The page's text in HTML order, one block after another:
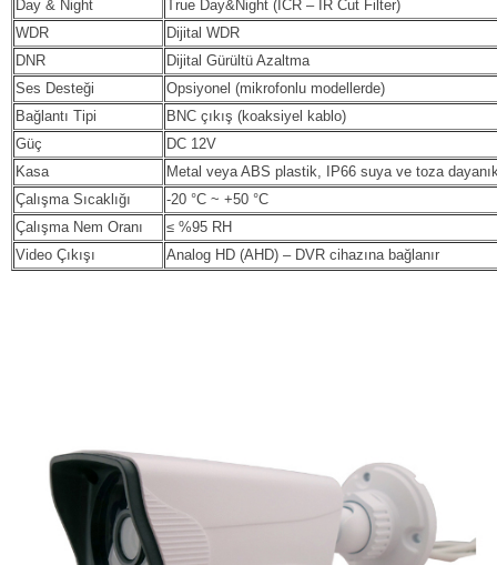
Day & Night
True Day&Night (ICR – IR Cut Filter)
WDR
Dijital WDR
DNR
Dijital Gürültü Azaltma
Ses Desteği
Opsiyonel (mikrofonlu modellerde)
Bağlantı Tipi
BNC çıkış (koaksiyel kablo)
Güç
DC 12V
Kasa
Metal veya ABS plastik, IP66 suya ve toza
Çalışma Sıcaklığı
-20 °C ~ +50 °C
Çalışma Nem Oranı
≤ %95 RH
Video Çıkışı
Analog HD (AHD) – DVR cihazına bağlanır